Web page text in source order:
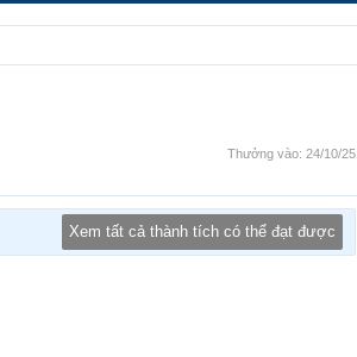
Thưởng vào: 24/10/25
Xem tất cả thành tích có thể đạt được